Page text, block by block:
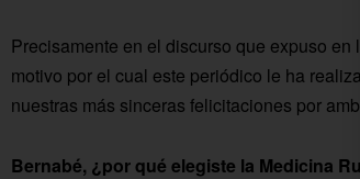
Precisamente en el discurso que expuso
motivo por el cual este periódico le ha
nuestras más sinceras felicitaciones por
Bernabé, ¿por qué elegiste la Medicina